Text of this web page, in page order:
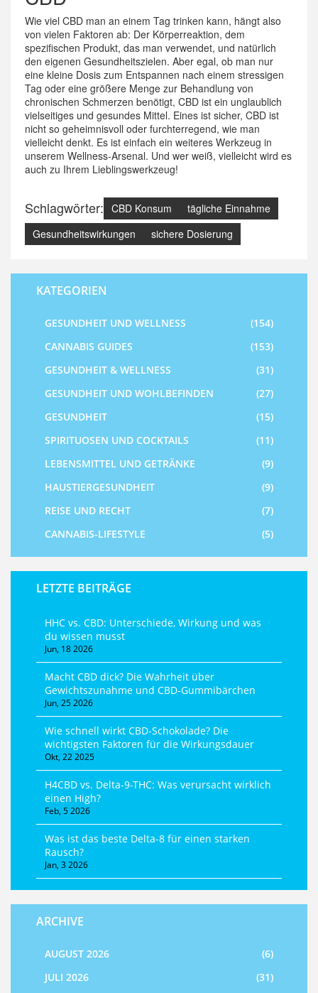
Wie viel CBD man an einem Tag trinken kann, hängt also
von vielen Faktoren ab: Der Körperreaktion, dem
spezifischen Produkt, das man verwendet, und natürlich
den eigenen Gesundheitszielen. Aber egal, ob man nur
eine kleine Dosis zum Entspannen nach einem stressigen
Tag oder eine größere Menge zur Behandlung von
chronischen Schmerzen benötigt, CBD ist ein unglaublich
vielseitiges und gesundes Mittel. Eines ist sicher, CBD ist
nicht so geheimnisvoll oder furchterregend, wie man
vielleicht denkt. Es ist einfach ein weiteres Werkzeug in
unserem Wellness-Arsenal. Und wer weiß, vielleicht wird es
auch zu Ihrem Lieblingswerkzeug!
Schlagwörter: CBD Konsum
tägliche Einnahme
Gesundheitswirkungen
sichere Dosierung
KATEGORIEN
GESUNDHEIT UND WELLNESS
(154)
CANNABIS GUIDES
(153)
GESUNDHEIT & WELLNESS
(31)
GESUNDHEIT UND WOHLBEFINDEN
(27)
GESUNDHEIT
(15)
SPIRITUOSEN UND COCKTAILS
(11)
LEBENSMITTEL UND GETRÄNKE
(9)
HAUSTIERGESUNDHEIT
(9)
REISE UND RECHT
(7)
CANNABIS-LIFESTYLE
(5)
LETZTE BEITRÄGE
HHC vs. CBD: Unterschiede, Wirkung und was
du wissen musst
Jun, 18 2026
Macht CBD dick? Die Wahrheit über
Gewichtszunahme und CBD-Gummibärchen
Jun, 25 2026
Wie schnell wirkt CBD‑Schokolade? Die
wichtigsten Faktoren für die Wirkungsdauer
Okt, 22 2025
H4CBD vs. Delta-9-THC: Was verursacht wirklich
einen High?
Feb, 5 2026
Was ist das beste Delta-8 für einen starken
Rausch?
Jan, 3 2026
ARCHIVE
AUGUST 2026
(6)
JULI 2026
(31)